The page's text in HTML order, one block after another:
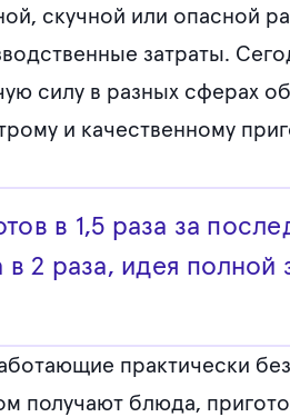
скучной или опасной
затраты.
силу в разных сферах
и качественному
в 1,5 раза за
2 раза, идея
практически
получают блюда,